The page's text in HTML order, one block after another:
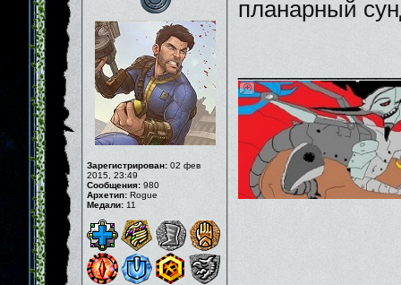
Зарегистрирован: 02 фев
2015, 23:49
Сообщения: 980
Архетип: Rogue
Медали: 11
планарный